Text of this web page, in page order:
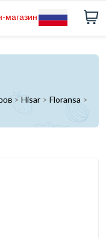
магазин
> Hisar > Floransa >